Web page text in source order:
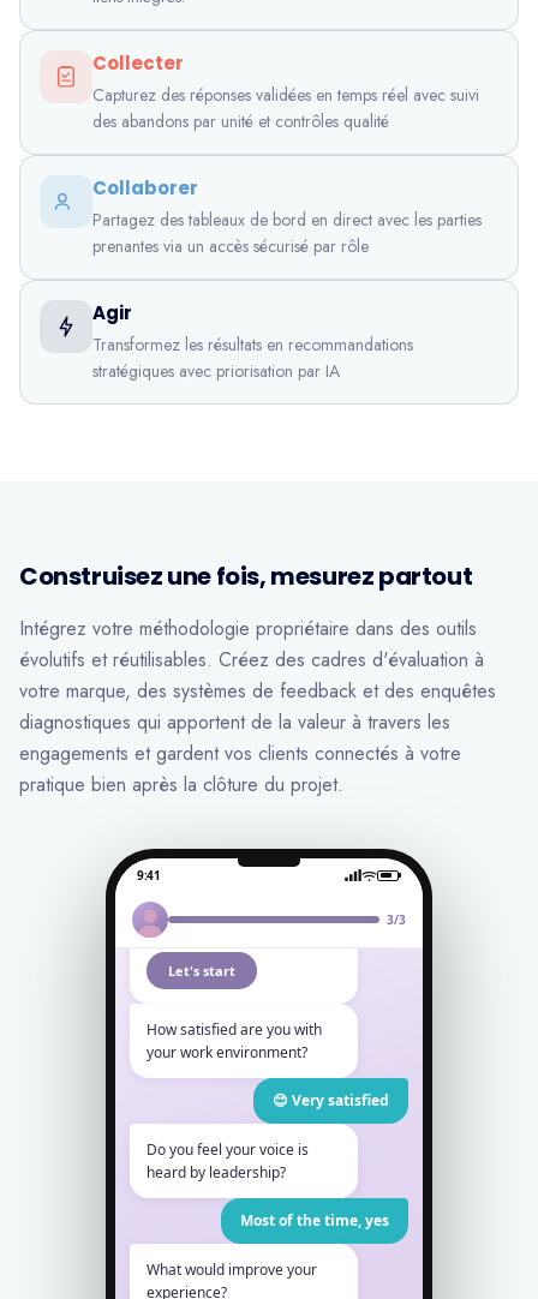
Collecter
Capturez des réponses validées en temps réel avec suivi
des abandons par unité et contrôles qualité
Collaborer
Partagez des tableaux de bord en direct avec les parties
prenantes via un accès sécurisé par rôle
Agir
Transformez les résultats en recommandations
stratégiques avec priorisation par IA
Construisez une fois, mesurez partout
Intégrez votre méthodologie propriétaire dans des outils
évolutifs et réutilisables. Créez des cadres d'évaluation à
votre marque, des systèmes de feedback et des enquêtes
diagnostiques qui apportent de la valeur à travers les
engagements et gardent vos clients connectés à votre
pratique bien après la clôture du projet.
9:41
3/3
Hi Daniel 👋
We’d love your feedback
on your work experience!
Let's start
How satisfied are you with
your work environment?
😊 Very satisfied
Do you feel your voice is
heard by leadership?
Most of the time, yes
What would improve your
experience?